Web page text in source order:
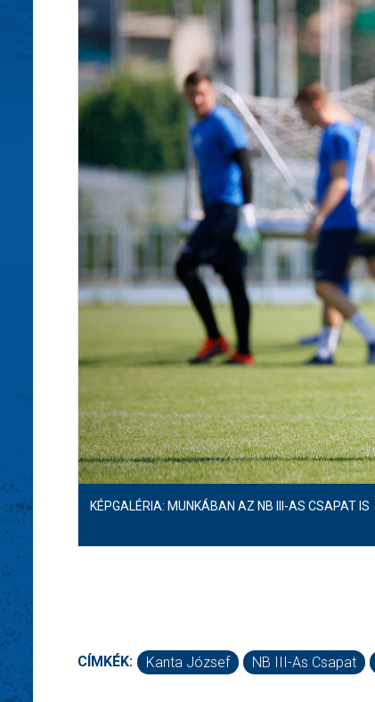
KÉPGALÉRIA: MUNKÁBAN AZ NB III-AS CSAPAT IS
CÍMKÉK: Kanta József NB III-As Csapat